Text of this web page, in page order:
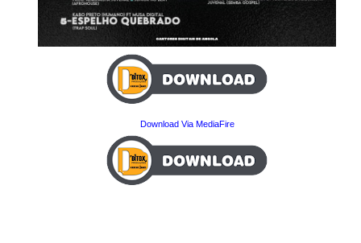
Download Via MediaFire